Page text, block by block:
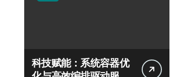
科技赋能：系统容器优